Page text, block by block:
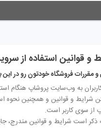
و قوانین استفاده از
و مقررات فروشگاه خودتون رو در این
به وب‏‌سایت پروشاپ هنگام
شرایط و قوانین و همچنین نحوه
از سوی کاربر است.
ذکر است شرایط و قوانین